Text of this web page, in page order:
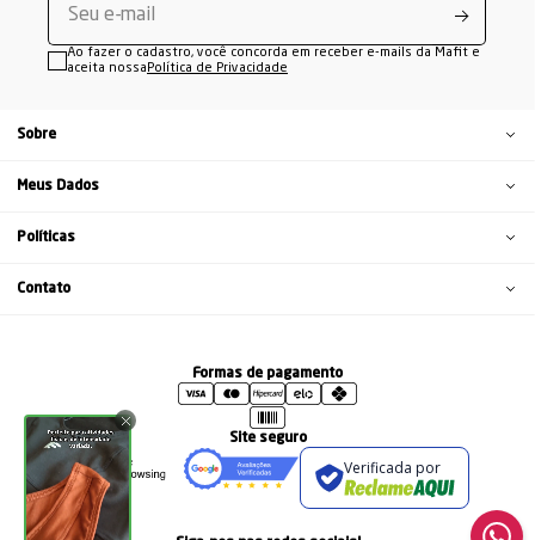
Ao fazer o cadastro, você concorda em receber e-mails da Mafit e
aceita nossaPolítica de Privacidade
Sobre
Meus Dados
Políticas
Contato
Formas de pagamento
Site seguro
Verificada por